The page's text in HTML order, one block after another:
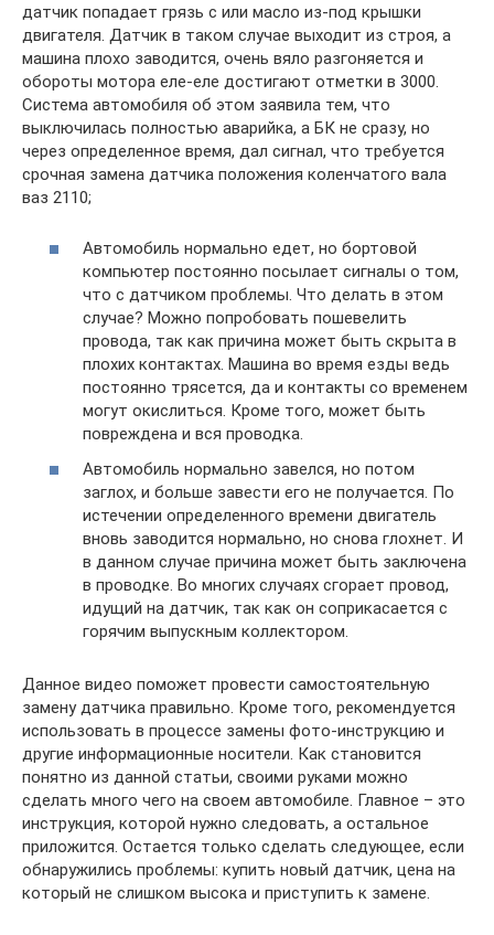
датчик попадает грязь с или масло из-под крышки
двигателя. Датчик в таком случае выходит из строя, а
машина плохо заводится, очень вяло разгоняется и
обороты мотора еле-еле достигают отметки в 3000.
Система автомобиля об этом заявила тем, что
выключилась полностью аварийка, а БК не сразу, но
через определенное время, дал сигнал, что требуется
срочная замена датчика положения коленчатого вала
ваз 2110;
Автомобиль нормально едет, но бортовой
компьютер постоянно посылает сигналы о том,
что с датчиком проблемы. Что делать в этом
случае? Можно попробовать пошевелить
провода, так как причина может быть скрыта в
плохих контактах. Машина во время езды ведь
постоянно трясется, да и контакты со временем
могут окислиться. Кроме того, может быть
повреждена и вся проводка.
Автомобиль нормально завелся, но потом
заглох, и больше завести его не получается. По
истечении определенного времени двигатель
вновь заводится нормально, но снова глохнет. И
в данном случае причина может быть заключена
в проводке. Во многих случаях сгорает провод,
идущий на датчик, так как он соприкасается с
горячим выпускным коллектором.
Данное видео поможет провести самостоятельную
замену датчика правильно. Кроме того, рекомендуется
использовать в процессе замены фото-инструкцию и
другие информационные носители. Как становится
понятно из данной статьи, своими руками можно
сделать много чего на своем автомобиле. Главное – это
инструкция, которой нужно следовать, а остальное
приложится. Остается только сделать следующее, если
обнаружились проблемы: купить новый датчик, цена на
который не слишком высока и приступить к замене.